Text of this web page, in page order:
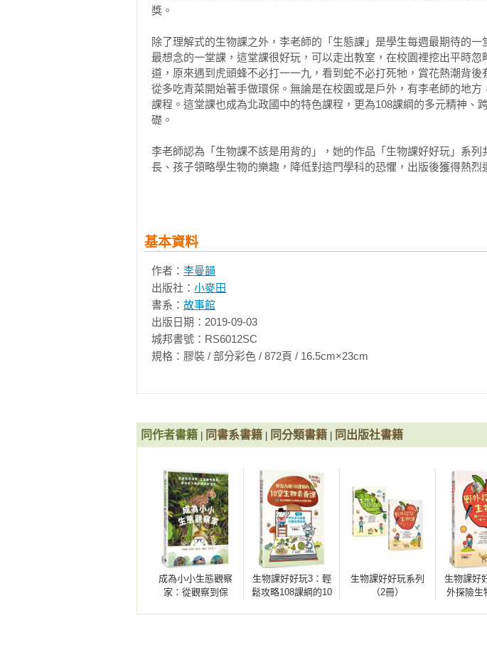
材！李老師三十年的教學經驗和親自拍攝超過四百張的壓箱照，能自然
緊扣課本的生物先修班，並特別附錄一份好好玩的排碳自我計算表，整
自己探索，親子也可以一起閱讀，一定可以重新引發孩子對大自然的熱
＝輔助說明＝
1‧國小五年級至國中三年級皆適讀。
3‧圖文並茂，表列清楚，適合孩子獨自閱讀探索，培養自主學習能力
探索動力。
＝各界讚譽＝
獎。
除了理解式的生物課之外，李老師的「生態課」是學生每週最期待的
最想念的一堂課，這堂課很好玩，可以走出教室，在校園裡挖出平時忽
道，原來遇到虎頭蜂不必打一一九，看到蛇不必打死牠，賞花熱潮背後
從多吃青菜開始著手做環保。無論是在校園或是戶外，有李老師的地方
課程。這堂課也成為北政國中的特色課程，更為108課綱的多元精神、
礎。
李老師認為「生物課不該是用背的」，她的作品「生物課好好玩」系列
長、孩子領略學生物的樂趣，降低對這門學科的恐懼，出版後獲得熱烈
教材的戶外，期待所有孩子都能熱情探索大自然裡豐富的寶藏，進而找
相關著作：《生物課好好玩2：野外探險生物課！28堂尋寶課╳7大學習
《生物課好好玩：48堂課╳12篇生物先修班，一年四季輕鬆學生物的超
基本資料
作者： 李曼韻
出版社： 小麥田
書系： 故事館
出版日期：2019-09-03
城邦書號：RS6012SC
規格：膠裝 / 部分彩色 / 872頁 / 16.5cm×23cm
同作者書籍 同書系書籍 同分類書籍 同出版社書籍
成為小小生態觀察
家：從觀察到保
生物課好好玩3：輕
鬆攻略108課綱的10
生物課好好玩系列
（2冊）
生物課好
外探險生